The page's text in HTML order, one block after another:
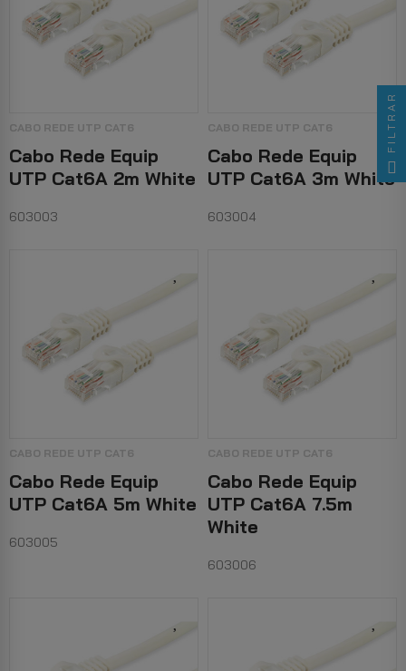
CABO REDE UTP CAT6
Cabo Rede Equip
UTP Cat6A 2m White
603003
CABO REDE UTP CAT6
Cabo Rede Equip
UTP Cat6A 3m White
603004
CABO REDE UTP CAT6
Cabo Rede Equip
UTP Cat6A 5m White
603005
CABO REDE UTP CAT6
Cabo Rede Equip
UTP Cat6A 7.5m
White
603006
FILTRAR